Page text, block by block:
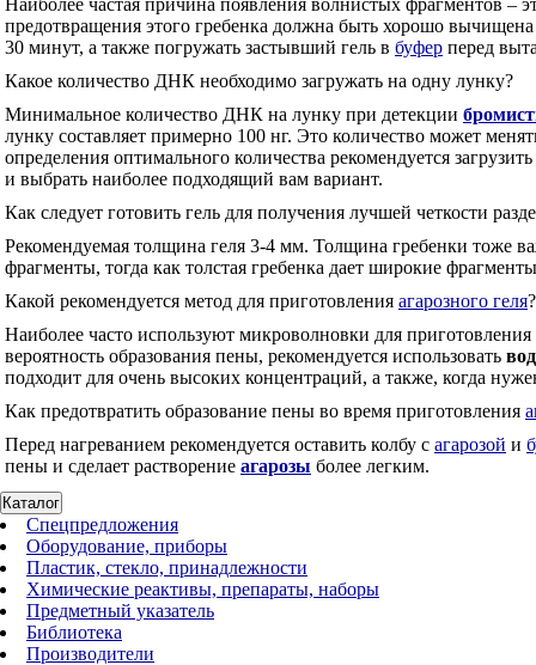
Наиболее частая причина появления волнистых фрагментов –
предотвращения этого гребенка должна быть хорошо
30 минут, а также погружать застывший гель в буфер перед
Какое количество ДНК необходимо загружать на одну лунку?
Минимальное количество ДНК на лунку при детекции
лунку составляет примерно 100 нг. Это количество может
определения оптимального количества рекомендуется
и выбрать наиболее подходящий вам вариант.
Как следует готовить гель для получения лучшей четкости
Рекомендуемая толщина геля 3-4 мм. Толщина гребенки тоже
фрагменты, тогда как толстая гребенка дает широкие
Какой рекомендуется метод для приготовления агарозного геля?
Наиболее часто используют микроволновки для приготовления
вероятность образования пены, рекомендуется использовать
подходит для очень высоких концентраций, а также, когда
Как предотвратить образование пены во время приготовления
Перед нагреванием рекомендуется оставить колбу с агарозой и
пены и сделает растворение агарозы более легким.
Каталог
Спецпредложения
Оборудование, приборы
Пластик, стекло, принадлежности
Химические реактивы, препараты, наборы
Предметный указатель
Библиотека
Производители